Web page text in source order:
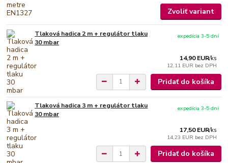
Zvoliť variant
Tlaková hadica 2 m + regulátor tlaku
30 mbar
14,90 EUR/ks
12,11 EUR bez DPH
expedícia 3-5 dní
Pridať do košíka
Tlaková hadica 3 m + regulátor tlaku
30 mbar
17,50 EUR/ks
14,23 EUR bez DPH
expedícia 3-5 dní
Pridať do košíka